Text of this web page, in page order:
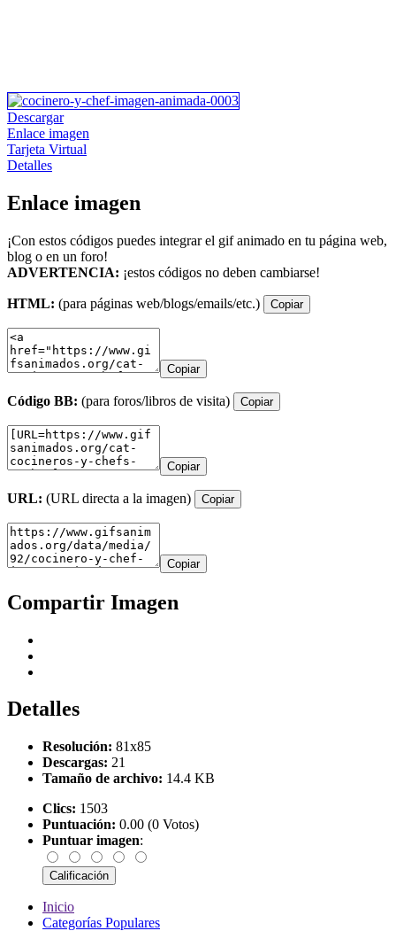
Descargar
Enlace imagen
Tarjeta Virtual
Detalles
Enlace imagen
¡Con estos códigos puedes integrar el gif animado en tu página web,
blog o en un foro!
ADVERTENCIA: ¡estos códigos no deben cambiarse!
HTML: (para páginas web/blogs/emails/etc.) Copiar
Copiar
Código BB: (para foros/libros de visita) Copiar
Copiar
URL: (URL directa a la imagen) Copiar
Copiar
Compartir Imagen
Detalles
Resolución: 81x85
Descargas: 21
Tamaño de archivo: 14.4 KB
Clics: 1503
Puntuación: 0.00 (0 Votos)
Puntuar imagen:
Inicio
Categorías Populares